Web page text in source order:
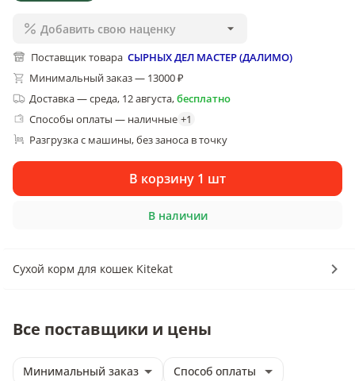
Добавить свою наценку
Поставщик товара СЫРНЫХ ДЕЛ МАСТЕР (ДАЛИМО)
Минимальный заказ — 13000 ₽
Доставка—среда, 12 августа,бесплатно
Способы оплаты — наличные +1
Разгрузка с машины, без заноса в точку
В корзину 1 шт
В наличии
Сухой корм для кошек Kitekat
Все поставщики и цены
Минимальный заказ Способ оплаты